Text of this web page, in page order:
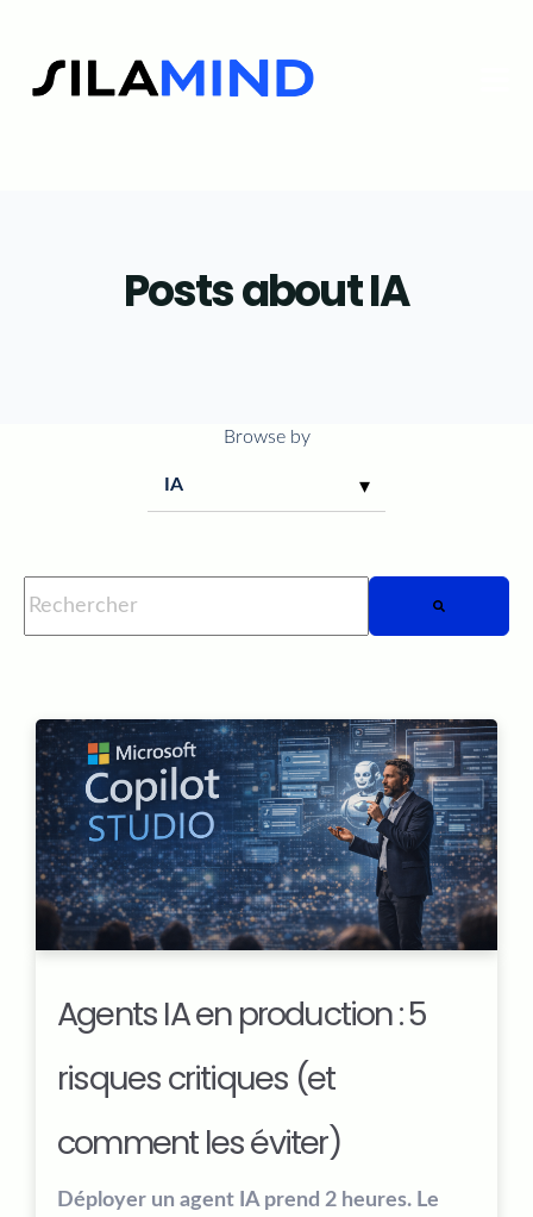
Rejoignez-nous
Posts about IA
Browse by
Agents IA en production : 5
risques critiques (et
comment les éviter)
Déployer un agent IA prend 2 heures. Le